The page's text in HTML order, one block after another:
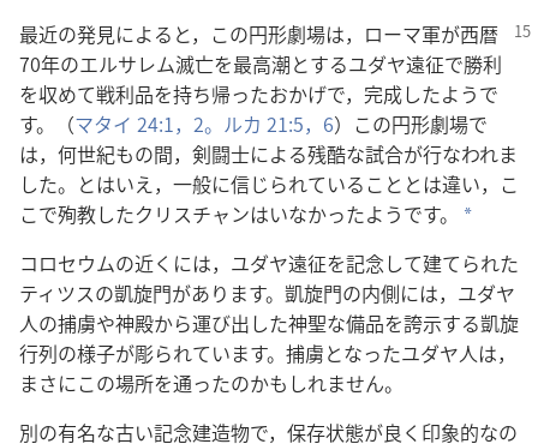
最近の発見によると，この円形劇場は，ローマ軍が西暦
70年のエルサレム滅亡を最高潮とするユダヤ遠征で勝利
を収めて戦利品を持ち帰ったおかげで，完成したようで
す。（マタイ 24:1，2。 ルカ 21:5，6）この円形劇場で
は，何世紀もの間，剣闘士による残酷な試合が行なわれま
した。とはいえ，一般に信じられていることとは違い，こ
こで殉教したクリスチャンはいなかったようです。
*
コロセウムの近くには，ユダヤ遠征を記念して建てられた
ティツスの凱旋門があります。凱旋門の内側には，ユダヤ
人の捕虜や神殿から運び出した神聖な備品を誇示する凱旋
行列の様子が彫られています。捕虜となったユダヤ人は，
まさにこの場所を通ったのかもしれません。
別の有名な古い記念建造物で，保存状態が良く印象的なの